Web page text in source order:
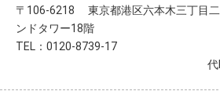
〒106-6218 東京都港区六本木三丁目二
ンドタワー18階
TEL：0120-8739-17